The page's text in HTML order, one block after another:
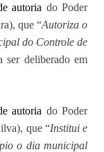
autoria do Poder
que “Autoriza o
do Controle de
ser deliberado em
autoria do Poder
que “Institui e
o dia municipal